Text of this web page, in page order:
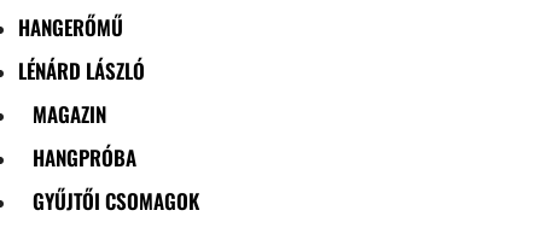
HANGERŐMŰ
LÉNÁRD LÁSZLÓ
MAGAZIN
HANGPRÓBA
GYŰJTŐI CSOMAGOK